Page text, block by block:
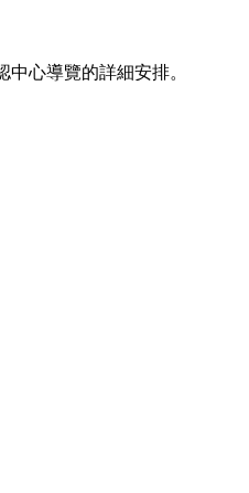
心導覽的詳細安排。